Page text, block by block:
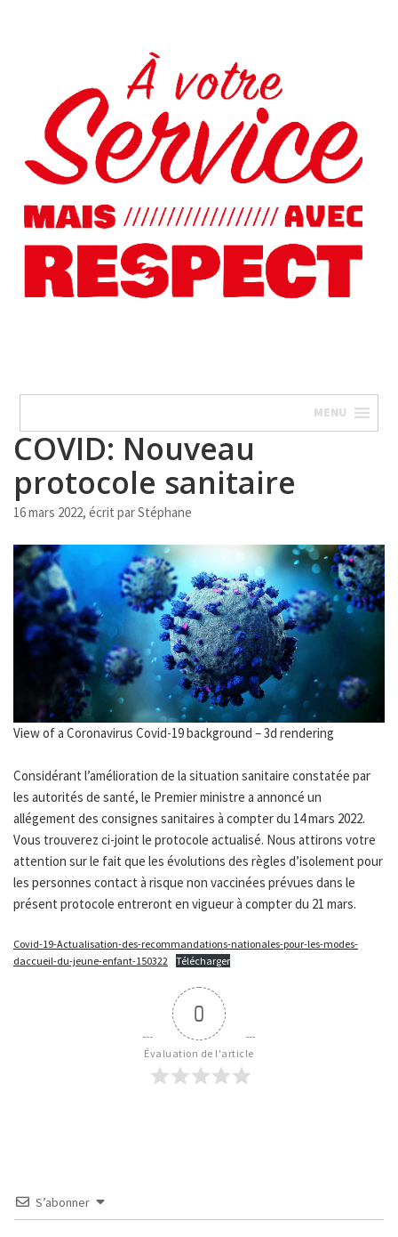
MENU
COVID: Nouveau
protocole sanitaire
16 mars 2022, écrit parStéphane
View of a Coronavirus Covid-19 background – 3d rendering
Considérant l’amélioration de la situation sanitaire constatée par
les autorités de santé, le Premier ministre a annoncé un
allégement des consignes sanitaires à compter du 14 mars 2022.
Vous trouverez ci-joint le protocole actualisé. Nous attirons votre
attention sur le fait que les évolutions des règles d’isolement pour
les personnes contact à risque non vaccinées prévues dans le
présent protocole entreront en vigueur à compter du 21 mars.
Covid-19-Actualisation-des-recommandations-nationales-pour-les-modes-
daccueil-du-jeune-enfant-150322
Télécharger
0
Évaluation de l'article
S’abonner